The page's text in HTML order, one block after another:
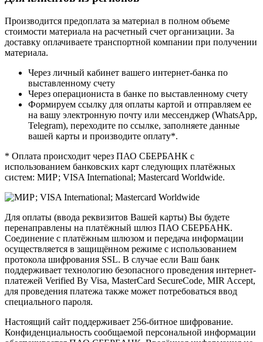
Производится предоплата за материал в полном объеме
стоимости материала на расчетный счет организации. За
доставку оплачиваете транспортной компании при получении
материала.
Через личный кабинет вашего интернет-банка по
выставленному счету
Через операциониста в банке по выставленному счету
Формируем ссылку для оплаты картой и отправляем ее
на вашу электронную почту или мессенджер (WhatsApp,
Telegram), переходите по ссылке, заполняете данные
вашей карты и производите оплату*.
* Оплата происходит через ПАО СБЕРБАНК с
использованием банковских карт следующих платёжных
систем: МИР; VISA International; Mastercard Worldwide.
Для оплаты (ввода реквизитов Вашей карты) Вы будете
перенаправлены на платёжный шлюз ПАО СБЕРБАНК.
Соединение с платёжным шлюзом и передача информации
осуществляется в защищённом режиме с использованием
протокола шифрования SSL. В случае если Ваш банк
поддерживает технологию безопасного проведения интернет-
платежей Verified By Visa, MasterCard SecureCode, MIR Accept,
для проведения платежа также может потребоваться ввод
специального пароля.
Настоящий сайт поддерживает 256-битное шифрование.
Конфиденциальность сообщаемой персональной информации